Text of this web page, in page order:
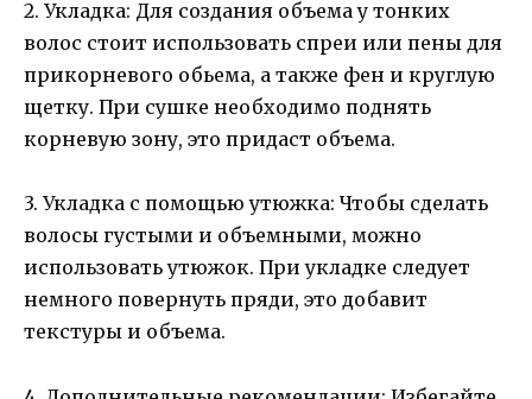
2. Укладка: Для создания объема у тонких
волос стоит использовать спреи или пены для
прикорневого обьема, а также фен и круглую
щетку. При сушке необходимо поднять
корневую зону, это придаст объема.
3. Укладка с помощью утюжка: Чтобы сделать
волосы густыми и объемными, можно
использовать утюжок. При укладке следует
немного повернуть пряди, это добавит
текстуры и объема.